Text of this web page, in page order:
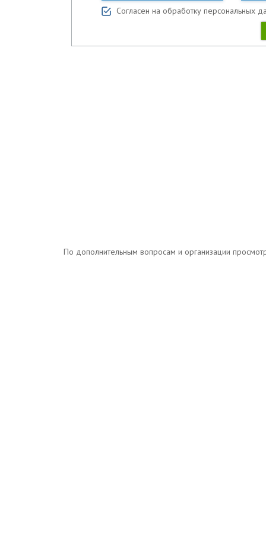
Согласен на обработку персональных
По дополнительным вопросам и организации